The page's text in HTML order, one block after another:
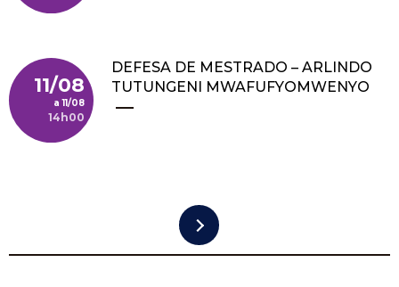
11/08
11/08
14h00
DEFESA DE MESTRADO – ARLINDO
TUTUNGENI MWAFUFYOMWENYO